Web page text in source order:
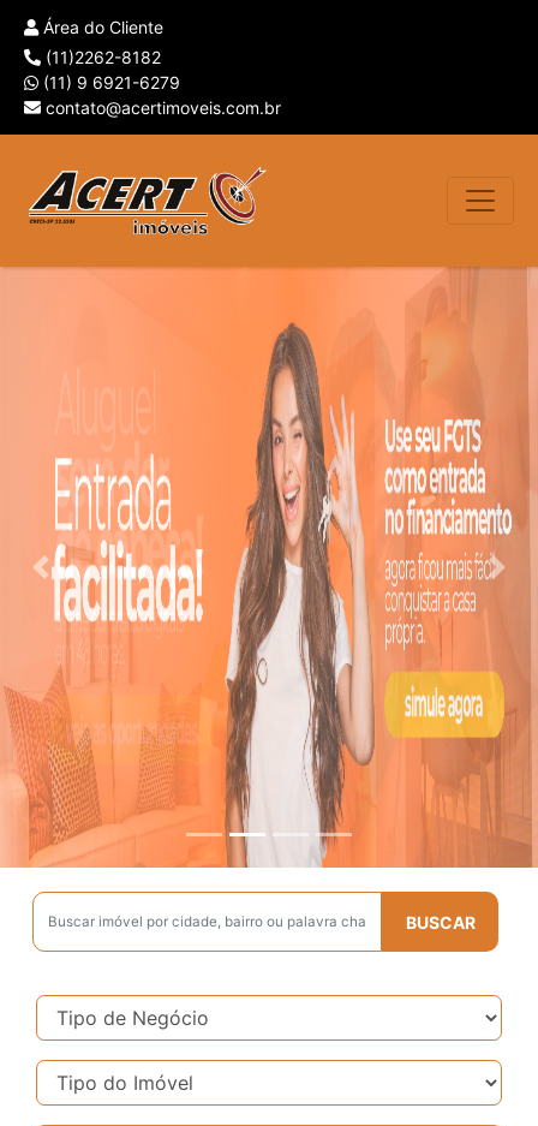
Área do Cliente
(11)2262-8182
(11) 9 6921-6279
contato@acertimoveis.com.br
Previous Next
BUSCAR